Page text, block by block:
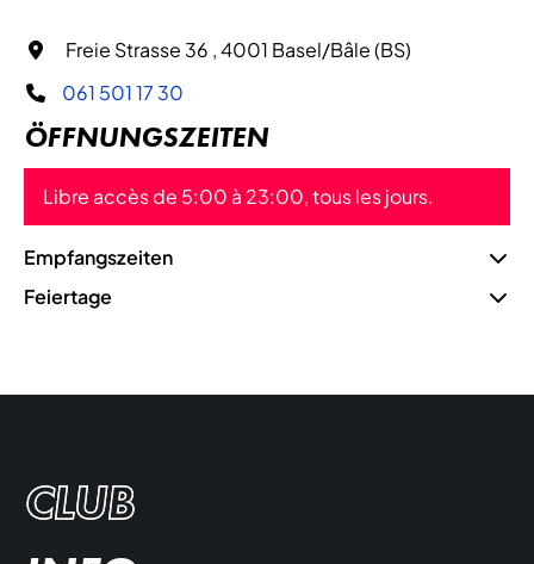
Freie Strasse 36 , 4001 Basel/Bâle (BS)
061 501 17 30
ÖFFNUNGSZEITEN
Libre accès de 5:00 à 23:00, tous les jours.
Empfangszeiten
Feiertage
CLUB